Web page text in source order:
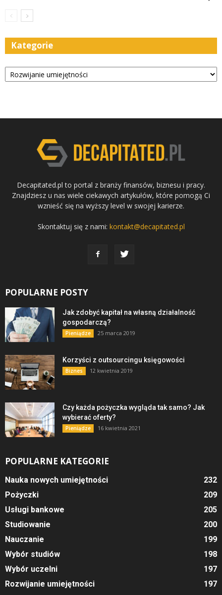
Kategorie
Kategorie
Decapitated.pl to portal z branży finansów, biznesu i pracy.
Znajdziesz u nas wiele ciekawych artykułów, które pomogą Ci
wznieść się na wyższy level w swojej karierze.
Skontaktuj się z nami: kontakt@decapitated.pl
POPULARNE POSTY
Jak zdobyć kapitał na własną działalność
gospodarczą?
Pieniądze 25 marca 2019
Korzyści z outsourcingu księgowości
Biznes 12 kwietnia 2019
Czy każda pożyczka wygląda tak samo? Jak
wybierać oferty?
Pieniądze 16 kwietnia 2021
POPULARNE KATEGORIE
Nauka nowych umiejętności
232
Pożyczki
209
Usługi bankowe
205
Studiowanie
200
Nauczanie
199
Wybór studiów
198
Wybór uczelni
197
Rozwijanie umiejętności
197